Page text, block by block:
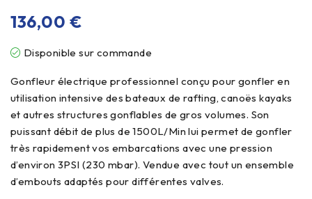
136,00€
Disponible sur commande
Gonfleur électrique professionnel conçu pour gonfler en
utilisation intensive des bateaux de rafting, canoës kayaks
et autres structures gonflables de gros volumes. Son
puissant débit de plus de 1500L/Min lui permet de gonfler
très rapidement vos embarcations avec une pression
d’environ 3PSI (230 mbar). Vendue avec tout un ensemble
d’embouts adaptés pour différentes valves.